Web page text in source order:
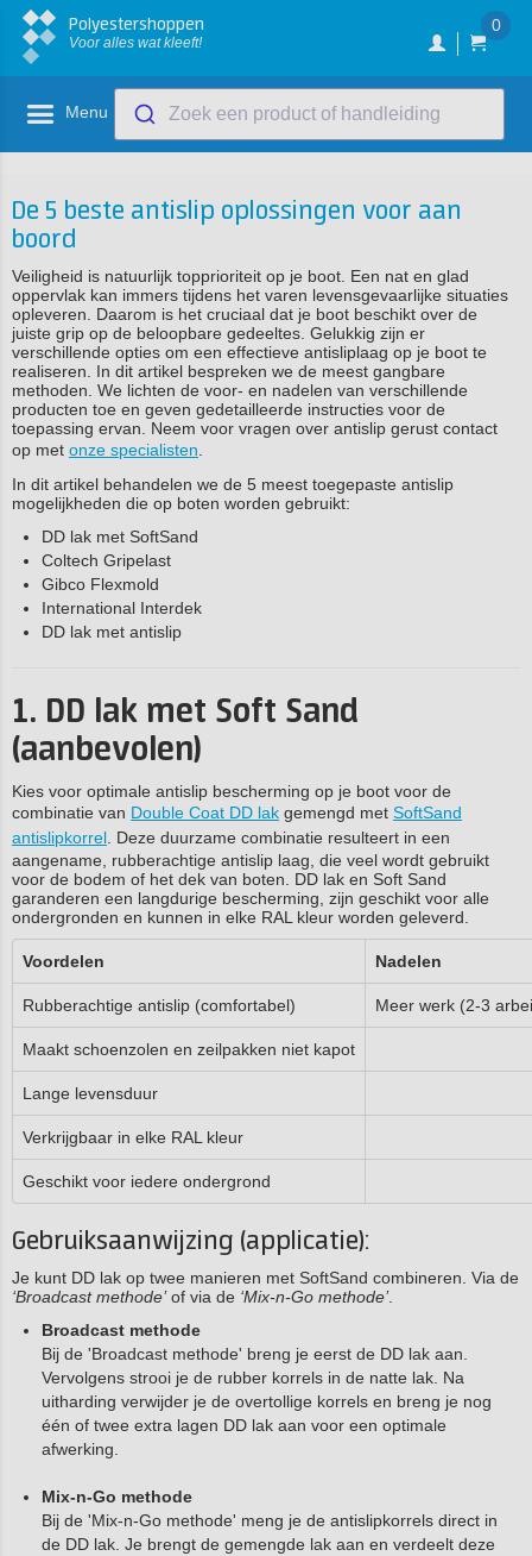
Polyestershoppen
Voor alles wat kleeft!
0
Menu Zoek een product of handleiding
De 5 beste antislip oplossingen voor aan
boord
Veiligheid is natuurlijk topprioriteit op je boot. Een nat en glad
oppervlak kan immers tijdens het varen levensgevaarlijke situaties
opleveren. Daarom is het cruciaal dat je boot beschikt over de
juiste grip op de beloopbare gedeeltes. Gelukkig zijn er
verschillende opties om een effectieve antisliplaag op je boot te
realiseren. In dit artikel bespreken we de meest gangbare
methoden. We lichten de voor- en nadelen van verschillende
producten toe en geven gedetailleerde instructies voor de
toepassing ervan. Neem voor vragen over antislip gerust contact
op met onze specialisten
In dit artikel behandelen we de 5 meest toegepaste antislip
mogelijkheden die op boten worden gebruikt:
DD lak met SoftSand
Coltech Gripelast
Gibco Flexmold
International Interdek
DD lak met antislip
1. DD lak met Soft Sand
(aanbevolen)
Kies voor optimale antislip bescherming op je boot voor de
combinatie van Double Coat DD lak gemengd met SoftSand
antislipkorrel . Deze duurzame combinatie resulteert in een
aangename, rubberachtige antislip laag, die veel wordt gebruikt
voor de bodem of het dek van boten. DD lak en Soft Sand
garanderen een langdurige bescherming, zijn geschikt voor alle
ondergronden en kunnen in elke RAL kleur worden geleverd.
Voordelen Nadelen
Rubberachtige antislip (comfortabel) Meer werk (2-3
Maakt schoenzolen en zeilpakken niet kapot
Lange levensduur
Verkrijgbaar in elke RAL kleur
Geschikt voor iedere ondergrond
Gebruiksaanwijzing (applicatie):
Je kunt DD lak op twee manieren met SoftSand combineren. Via de
‘Broadcast methode’of via de ‘Mix-n-Go methode’.
Broadcast methode
Bij de 'Broadcast methode' breng je eerst de DD lak aan.
Vervolgens strooi je de rubber korrels in de natte lak. Na
uitharding verwijder je de overtollige korrels en breng je nog
één of twee extra lagen DD lak aan voor een optimale
afwerking.
Mix-n-Go methode
Bij de 'Mix-n-Go methode' meng je de antislipkorrels direct in
de DD lak. Je brengt de gemengde lak aan en verdeelt deze